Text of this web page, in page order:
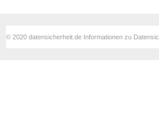
© 2020 datensicherheit.de Informationen zu